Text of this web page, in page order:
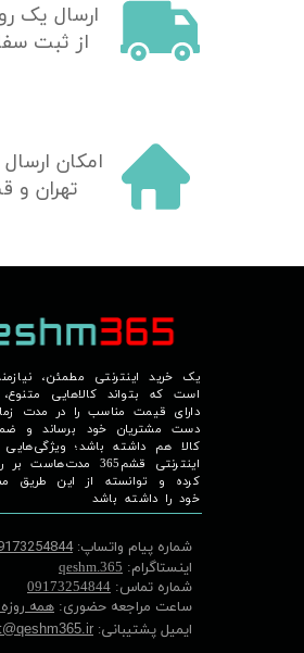
​ارسال یک
از ثبت
امکان ارسال
تهران و
یک خرید اینترنتی مطمئن،
است که بتواند کالاهایی
دارای قیمت مناسب را در مدت
دست مشتریان خود برساند و
کالا هم داشته باشد؛
اینترنتی قشم365
کرده و توانسته از این طریق
خود را داشته باشد
شماره پیام واتساپ:
اینستاگرام: qeshm.365
شماره تماس: 09173254844
ساعت مراجعه حضوری: همه روزه 9 الی
ایمیل پشتیبانی: @qeshm365.ir